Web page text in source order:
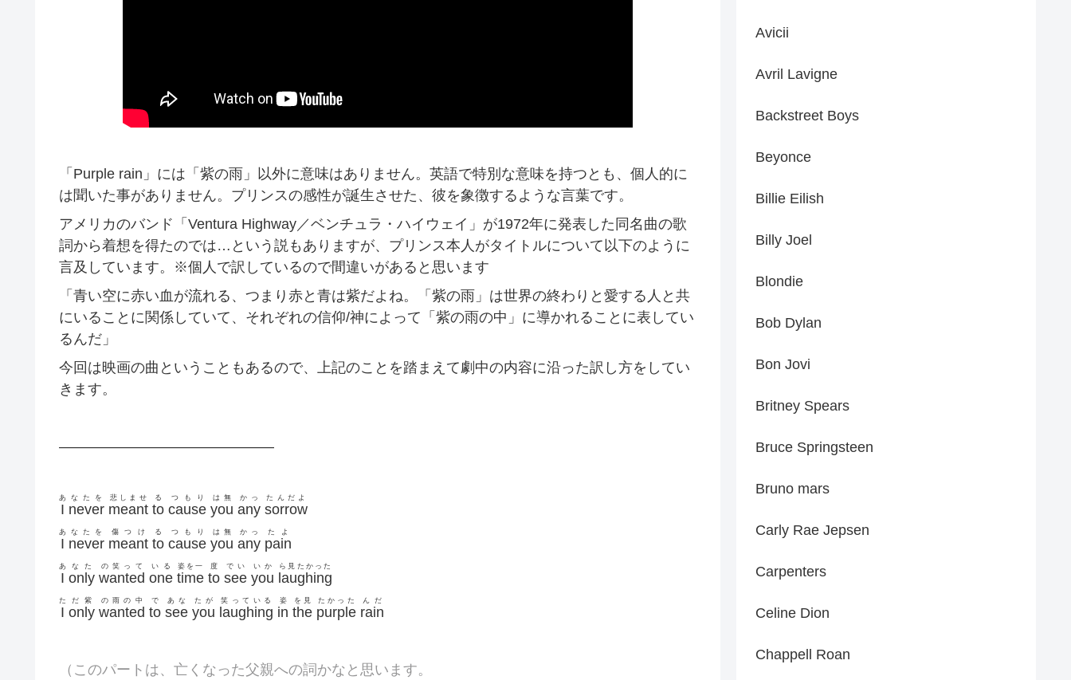
「Purple rain」には「紫の雨」以外に意味はありません。英語で特別な意味を持つとも、個人的に
は聞いた事がありません。プリンスの感性が誕生させた、彼を象徴するような言葉です。
アメリカのバンド「Ventura Highway／ベンチュラ・ハイウェイ」が1972年に発表した同名曲の歌
詞から着想を得たのでは…という説もありますが、プリンス本人がタイトルについて以下のように
言及しています。※個人で訳しているので間違いがあると思います
「青い空に赤い血が流れる、つまり赤と青は紫だよね。「紫の雨」は世界の終わりと愛する人と共
にいることに関係していて、それぞれの信仰/神によって「紫の雨の中」に導かれることに表してい
るんだ」
今回は映画の曲ということもあるので、上記のことを踏まえて劇中の内容に沿った訳し方をしてい
きます。
———————————————
I
あ
never
なたを
meant
悲しませ
to
る
cause
つもり
you
は無
any
かっ
sorrow
たんだよ
I
あ
never
なたを
meant
傷つけ
to
る
cause
つもり
you
は無
any
かっ
pain
たよ
I
あ
only
なた
wanted
の笑って
one
いる
time
姿を一
to
度
see
でい
you
いか
laughing
ら見たかった
I
た
only
だ紫
wanted
の雨の中
to
で
see
あな
you
たが
laughing
笑っている
in
姿
the
を見
purple
たかった
rain
んだ
（このパートは、亡くなった父親への詞かなと思います。
Avicii
Avril Lavigne
Backstreet Boys
Beyonce
Billie Eilish
Billy Joel
Blondie
Bob Dylan
Bon Jovi
Britney Spears
Bruce Springsteen
Bruno mars
Carly Rae Jepsen
Carpenters
Celine Dion
Chappell Roan